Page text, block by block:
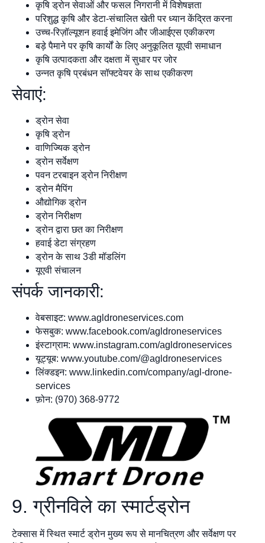
कृषि ड्रोन सेवाओं और फसल निगरानी में विशेषज्ञता
परिशुद्ध कृषि और डेटा-संचालित खेती पर ध्यान केंद्रित करना
उच्च-रिज़ॉल्यूशन हवाई इमेजिंग और जीआईएस एकीकरण
बड़े पैमाने पर कृषि कार्यों के लिए अनुकूलित यूएवी समाधान
कृषि उत्पादकता और दक्षता में सुधार पर जोर
उन्नत कृषि प्रबंधन सॉफ्टवेयर के साथ एकीकरण
सेवाएं:
ड्रोन सेवा
कृषि ड्रोन
वाणिज्यिक ड्रोन
ड्रोन सर्वेक्षण
पवन टरबाइन ड्रोन निरीक्षण
ड्रोन मैपिंग
औद्योगिक ड्रोन
ड्रोन निरीक्षण
ड्रोन द्वारा छत का निरीक्षण
हवाई डेटा संग्रहण
ड्रोन के साथ 3डी मॉडलिंग
यूएवी संचालन
संपर्क जानकारी:
वेबसाइट: www.agldroneservices.com
फेसबुक: www.facebook.com/agldroneservices
इंस्टाग्राम: www.instagram.com/agldroneservices
यूट्यूब: www.youtube.com/@agldroneservices
लिंक्डइन: www.linkedin.com/company/agl-drone-
services
फ़ोन: (970) 368-9772
9. ग्रीनविले का स्मार्टड्रोन
टेक्सास में स्थित स्मार्ट ड्रोन मुख्य रूप से मानचित्रण और सर्वेक्षण पर